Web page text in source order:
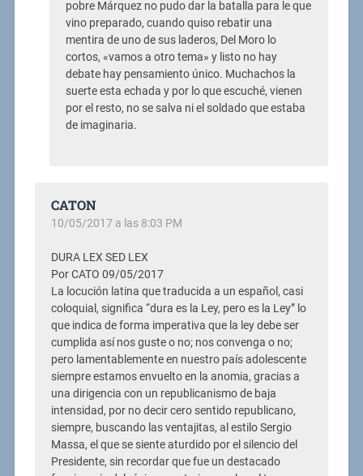
pobre Márquez no pudo dar la batalla para le que
vino preparado, cuando quiso rebatir una
mentira de uno de sus laderos, Del Moro lo
cortos, «vamos a otro tema» y listo no hay
debate hay pensamiento único. Muchachos la
suerte esta echada y por lo que escuché, vienen
por el resto, no se salva ni el soldado que estaba
de imaginaria.
CATON
10/05/2017 a las 8:03 PM
DURA LEX SED LEX
Por CATO 09/05/2017
La locución latina que traducida a un español, casi
coloquial, significa “dura es la Ley, pero es la Ley” lo
que indica de forma imperativa que la ley debe ser
cumplida así nos guste o no; nos convenga o no;
pero lamentablemente en nuestro país adolescente
siempre estamos envuelto en la anomia, gracias a
una dirigencia con un republicanismo de baja
intensidad, por no decir cero sentido republicano,
siempre, buscando las ventajitas, al estilo Sergio
Massa, el que se siente aturdido por el silencio del
Presidente, sin recordar que fue un destacado